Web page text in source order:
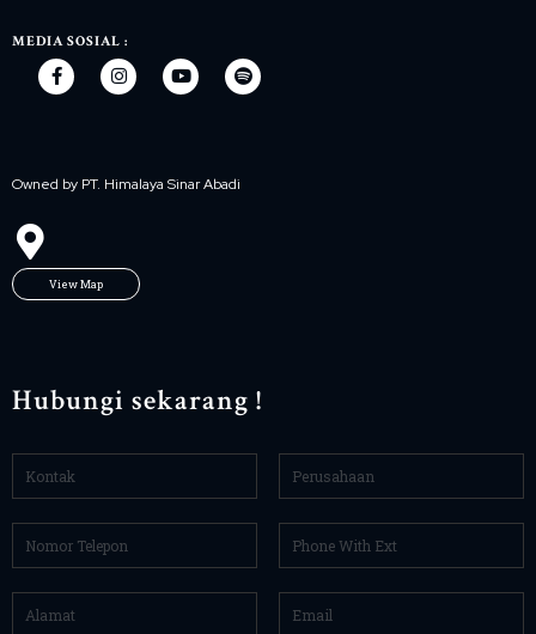
MEDIA SOSIAL :
Owned by PT. Himalaya Sinar Abadi
View Map
Hubungi sekarang !